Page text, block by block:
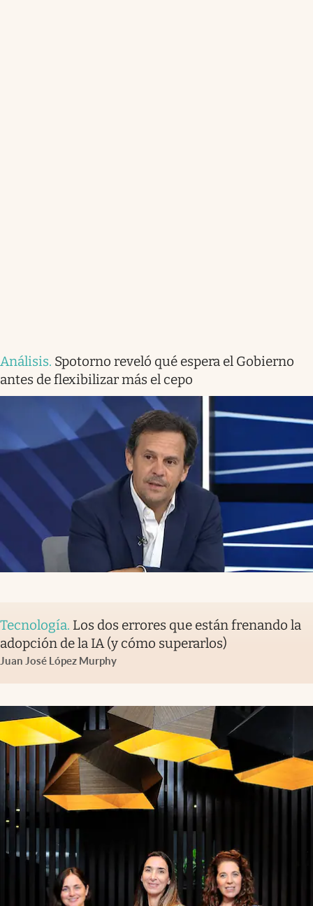
Análisis. Spotorno reveló qué espera el Gobierno
antes de flexibilizar más el cepo
Tecnología. Los dos errores que están frenando la
adopción de la IA (y cómo superarlos)
Juan José López Murphy